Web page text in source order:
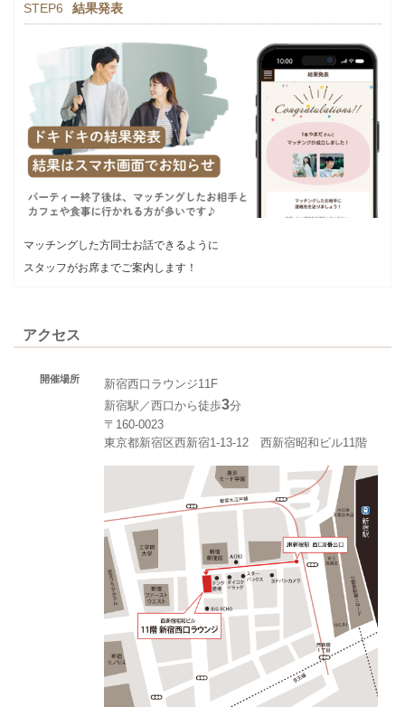
STEP6 結果発表
マッチングした方同士お話できるように
スタッフがお席までご案内します！
アクセス
開催場所
新宿西口ラウンジ11F
新宿駅／西口から徒歩3分
〒160-0023
東京都新宿区西新宿1-13-12 西新宿昭和ビル11階